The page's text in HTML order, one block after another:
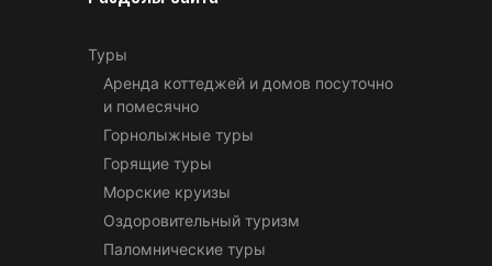
Туры
Аренда коттеджей и домов посуточно
и помесячно
Горнолыжные туры
Горящие туры
Морские круизы
Оздоровительный туризм
Паломнические туры